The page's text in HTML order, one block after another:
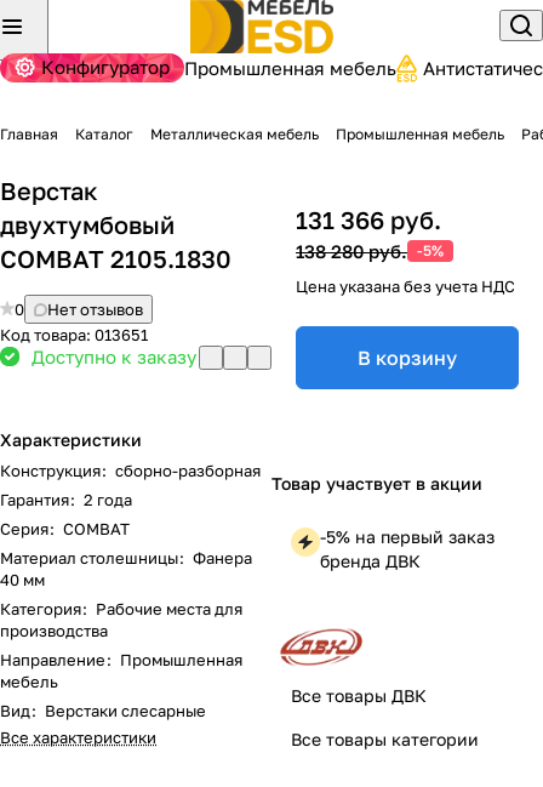
Конфигуратор Промышленная мебель
Главная Каталог Металлическая мебель Промышленная мебель
Верстак
двухтумбовый
COMBAT 2105.1830
0
Нет отзывов
Код товара: 013651
Доступно к заказу
Характеристики
Конструкция: сборно-разборная
Гарантия: 2 года
Серия: COMBAT
Материал столешницы: Фанера
40 мм
Категория: Рабочие места для
производства
Направление: Промышленная
мебель
Вид: Верстаки слесарные
Все характеристики
131 366 руб.
138 280 руб. -5%
Цена указана без учета НДС
В корзину
Товар участвует в акции
-5% на первый заказ
бренда ДВК
Все товары ДВК
Все товары категории